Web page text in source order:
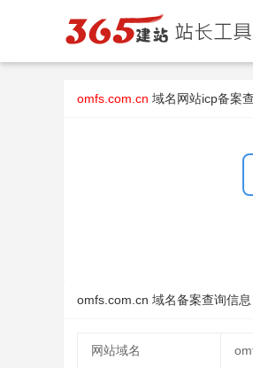
omfs.com.cn 域名网站icp备案
omfs.com.cn 域名备案查询信息
网站域名